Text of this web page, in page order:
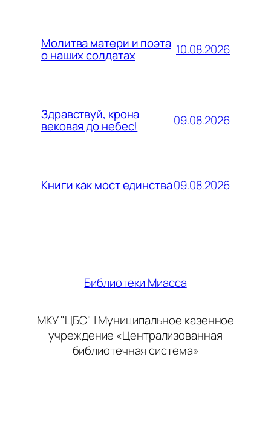
Молитва матери и поэта
о наших солдатах 10.08.2026
Здравствуй, крона
вековая до небес! 09.08.2026
Книги как мост единства09.08.2026
Библиотеки Миасса
МКУ "ЦБС" | Муниципальное казенное
учреждение «Централизованная
библиотечная система»